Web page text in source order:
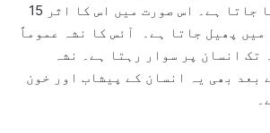
کی شکل میں نگل لیا جاتا ہے۔ اس صورت میں اس کا اثر 15
جسم میں پھیل جاتا ہے۔ آئس کا نشہ عموماً
تک انسان پر سوار رہتا ہے۔ نشہ
72 گھنٹے بعد بھی یہ انسان کے پیشاب اور خون